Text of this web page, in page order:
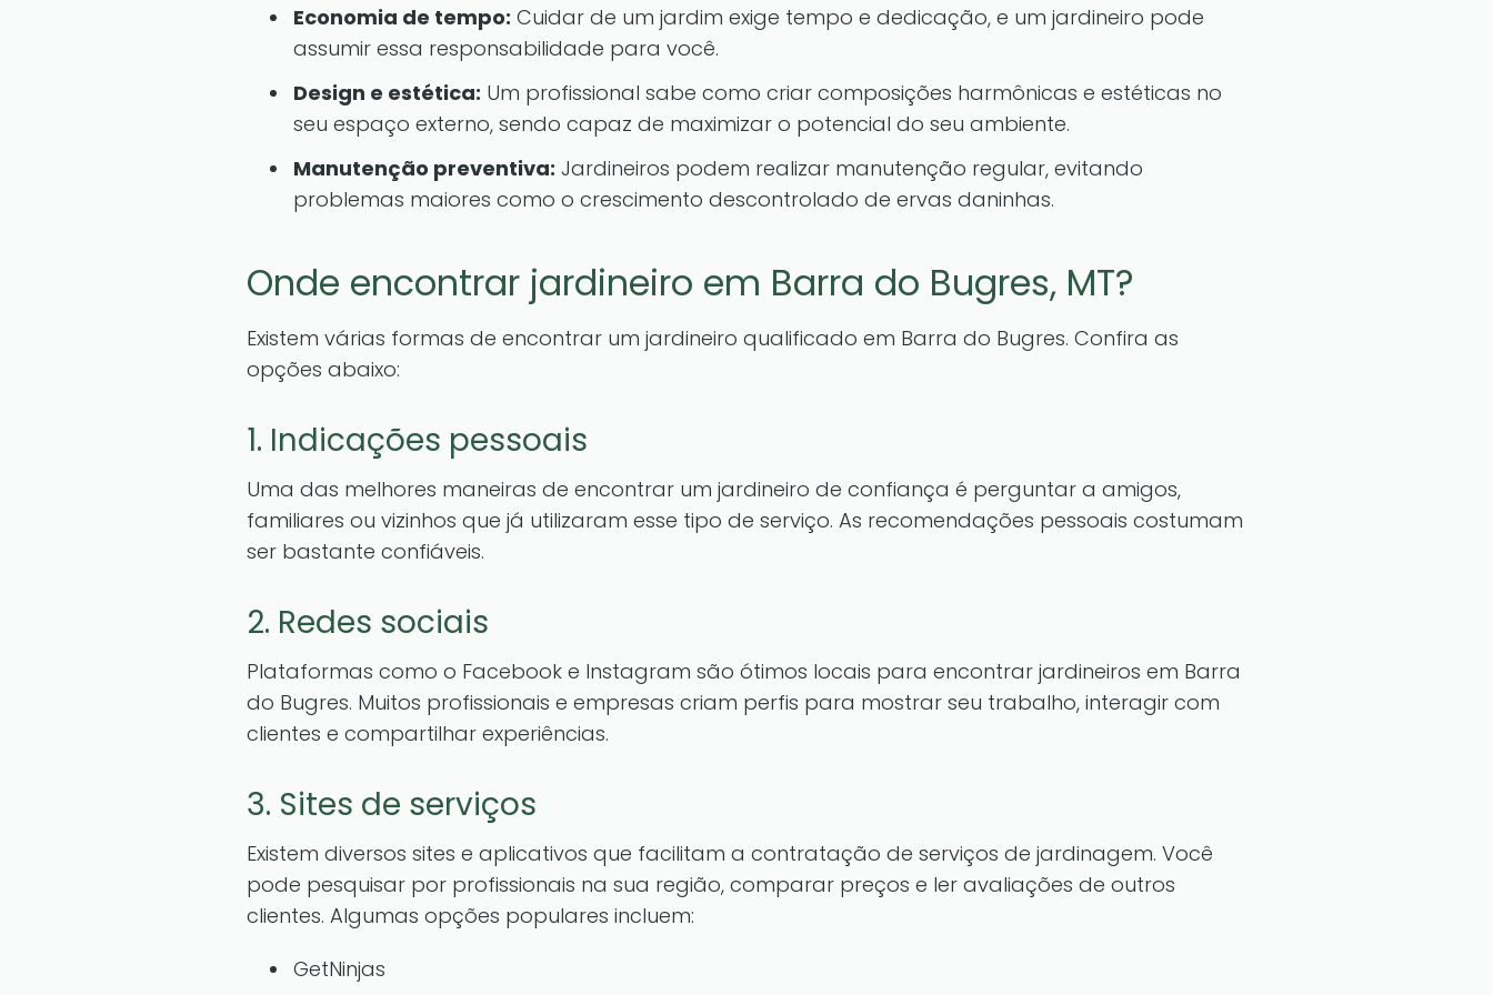
Economia de tempo: Cuidar de um jardim exige tempo e dedicação, e um jardineiro pode
assumir essa responsabilidade para você.
Design e estética: Um profissional sabe como criar composições harmônicas e estéticas no
seu espaço externo, sendo capaz de maximizar o potencial do seu ambiente.
Manutenção preventiva: Jardineiros podem realizar manutenção regular, evitando
problemas maiores como o crescimento descontrolado de ervas daninhas.
Onde encontrar jardineiro em Barra do Bugres, MT?
Existem várias formas de encontrar um jardineiro qualificado em Barra do Bugres. Confira as
opções abaixo:
1. Indicações pessoais
Uma das melhores maneiras de encontrar um jardineiro de confiança é perguntar a amigos,
familiares ou vizinhos que já utilizaram esse tipo de serviço. As recomendações pessoais costumam
ser bastante confiáveis.
2. Redes sociais
Plataformas como o Facebook e Instagram são ótimos locais para encontrar jardineiros em Barra
do Bugres. Muitos profissionais e empresas criam perfis para mostrar seu trabalho, interagir com
clientes e compartilhar experiências.
3. Sites de serviços
Existem diversos sites e aplicativos que facilitam a contratação de serviços de jardinagem. Você
pode pesquisar por profissionais na sua região, comparar preços e ler avaliações de outros
clientes. Algumas opções populares incluem:
GetNinjas